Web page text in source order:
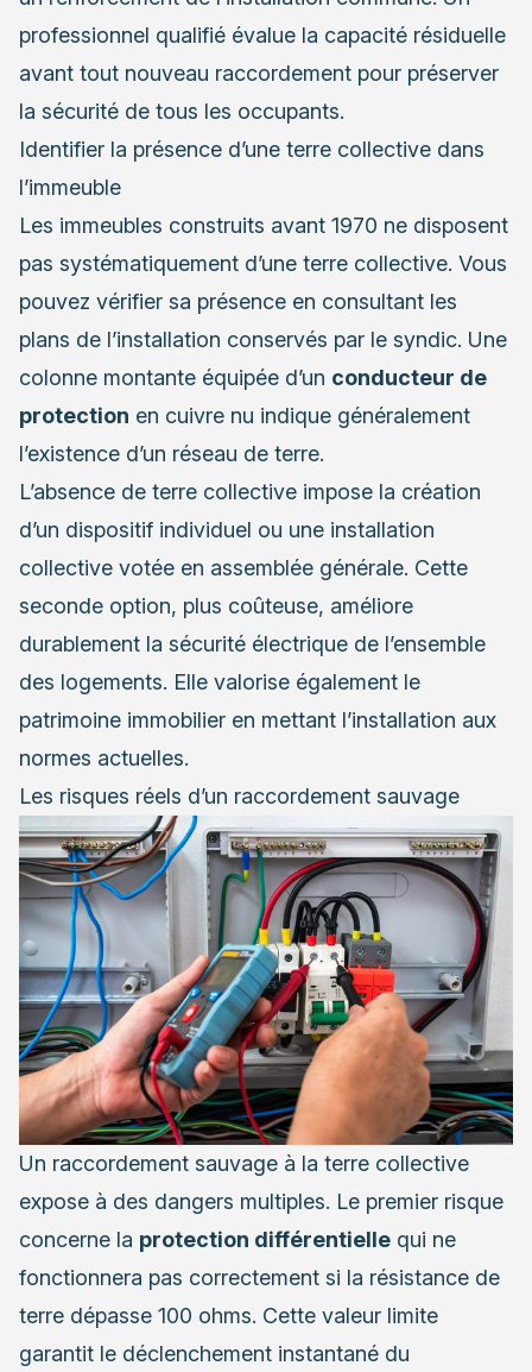
professionnel qualifié évalue la capacité résiduelle
avant tout nouveau raccordement pour préserver
la sécurité de tous les occupants.
Identifier la présence d’une terre collective dans
l’immeuble
Les immeubles construits avant 1970 ne disposent
pas systématiquement d’une terre collective. Vous
pouvez vérifier sa présence en consultant les
plans de l’installation conservés par le syndic. Une
colonne montante équipée d’un conducteur de
protection en cuivre nu indique généralement
l’existence d’un réseau de terre.
L’absence de terre collective impose la création
d’un dispositif individuel ou une installation
collective votée en assemblée générale. Cette
seconde option, plus coûteuse, améliore
durablement la sécurité électrique de l’ensemble
des logements. Elle valorise également le
patrimoine immobilier en mettant l’installation aux
normes actuelles.
Les risques réels d’un raccordement sauvage
Un raccordement sauvage à la terre collective
expose à des dangers multiples. Le premier risque
concerne la protection différentielle qui ne
fonctionnera pas correctement si la résistance de
terre dépasse 100 ohms. Cette valeur limite
garantit le déclenchement instantané du